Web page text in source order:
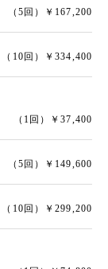
（5回）￥167,200
（10回）￥334,400
（1回）￥37,400
（5回）￥149,600
（10回）￥299,200